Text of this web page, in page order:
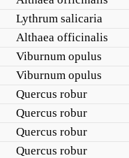
Lythrum salicaria
Althaea officinalis
Viburnum opulus
Viburnum opulus
Quercus robur
Quercus robur
Quercus robur
Quercus robur